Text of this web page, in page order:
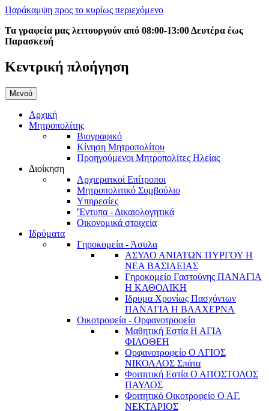
Παράκαμψη προς το κυρίως περιεχόμενο
Τα γραφεία μας λειτουργούν από 08:00-13:00 Δευτέρα έως
Παρασκευή
Κεντρική πλοήγηση
Μενού
Αρχική
Μητροπολίτης
Βιογραφικό
Κίνηση Μητροπολίτου
Προηγούμενοι Μητροπολίτες Ηλείας
Διοίκηση
Αρχιερατκοί Επίτροποι
Μητροπολιτικό Συμβούλιο
Υπηρεσίες
'Έντυπα - Δικαιολογητικά
Οικονομικά στοιχεία
Ιδρύματα
Γηροκομεία - Άσυλα
ΑΣΥΛΟ ΑΝΙΑΤΩΝ ΠΥΡΓΟΥ Η
ΝΕΑ ΒΑΣΙΛΕΙΑΣ
Γηροκομείο Γαστούνης ΠΑΝΑΓΙΑ
Η ΚΑΘΟΛΙΚΗ
Ιδρυμα Χρονίως Πασχόντων
ΠΑΝΑΓΙΑ Η ΒΛΑΧΕΡΝΑ
Οικοτροφεία - Ορφανοτροφεία
Μαθητική Εστία Η ΑΓΙΑ
ΦΙΛΟΘΕΗ
Ορφανοτροφείο Ο ΑΓΙΟΣ
ΝΙΚΟΛΑΟΣ Σπάτα
Φοιτητική Εστία Ο ΑΠΟΣΤΟΛΟΣ
ΠΑΥΛΟΣ
Φοιτητικό Οικοτροφείο Ο ΑΓ.
ΝΕΚΤΑΡΙΟΣ